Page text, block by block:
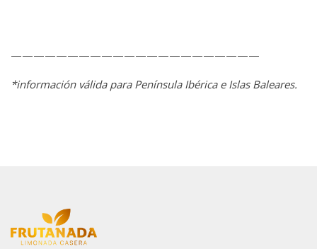
——————————————————————
*información válida para Península Ibérica e Islas Baleares.